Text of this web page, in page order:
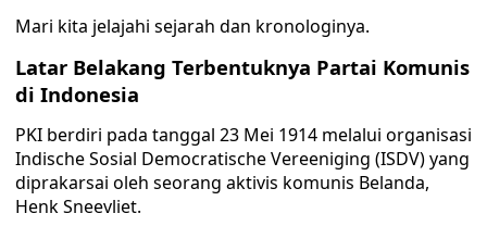
Mari kita jelajahi sejarah dan kronologinya.
Latar Belakang Terbentuknya Partai Komunis
di Indonesia
PKI berdiri pada tanggal 23 Mei 1914 melalui organisasi
Indische Sosial Democratische Vereeniging (ISDV) yang
diprakarsai oleh seorang aktivis komunis Belanda,
Henk Sneevliet.